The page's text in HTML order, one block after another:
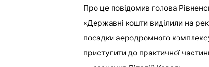
Про це повідомив голова
«Державні кошти виділили на
посадки аеродромного
приступити до практичної